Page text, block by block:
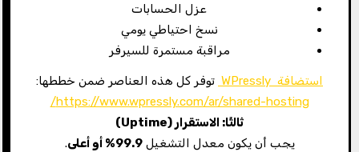
عزل الحسابات
نسخ احتياطي يومي
مراقبة مستمرة للسيرفر
استضافة WPressly
توفر كل هذه العناصر ضمن خططها:
https://www.wpressly.com/ar/shared-hosting/
ثالثًا: الاستقرار (Uptime)
يجب أن يكون معدل التشغيل99.9% أو أعلى.